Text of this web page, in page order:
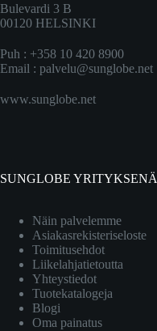
Bulevardi 3 B
00120 HELSINKI
Puh : +358 10 420 8900
Email : palvelu@sunglobe.net
www.sunglobe.net
SUNGLOBE YRITYKSENÄ
Näin palvelemme
Asiakasrekisteriseloste
Toimitusehdot
Liikelahjatietoutta
Yhteystiedot
Tuotekatalogeja
Blogi
Oma painatus